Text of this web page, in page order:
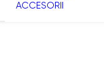
ACCESORII